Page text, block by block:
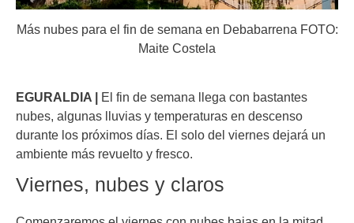
Más nubes para el fin de semana en Debabarrena FOTO:
Maite Costela
EGURALDIA | El fin de semana llega con bastantes
nubes, algunas lluvias y temperaturas en descenso
durante los próximos días. El solo del viernes dejará un
ambiente más revuelto y fresco.
Viernes, nubes y claros